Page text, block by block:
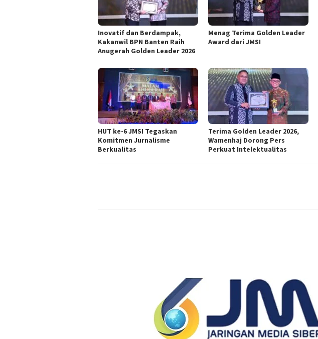
Inovatif dan Berdampak,
Kakanwil BPN Banten Raih
Anugerah Golden Leader 2026
Menag Terima Golden Leader
Award dari JMSI
HUT ke-6 JMSI Tegaskan
Komitmen Jurnalisme
Berkualitas
Terima Golden Leader 2026,
Wamenhaj Dorong Pers
Perkuat Intelektualitas